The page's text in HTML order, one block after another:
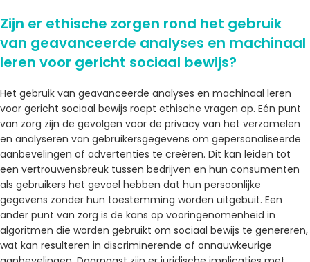
Zijn er ethische zorgen rond het gebruik
van geavanceerde analyses en machinaal
leren voor gericht sociaal bewijs?
Het gebruik van geavanceerde analyses en machinaal leren
voor gericht sociaal bewijs roept ethische vragen op. Eén punt
van zorg zijn de gevolgen voor de privacy van het verzamelen
en analyseren van gebruikersgegevens om gepersonaliseerde
aanbevelingen of advertenties te creëren. Dit kan leiden tot
een vertrouwensbreuk tussen bedrijven en hun consumenten
als gebruikers het gevoel hebben dat hun persoonlijke
gegevens zonder hun toestemming worden uitgebuit. Een
ander punt van zorg is de kans op vooringenomenheid in
algoritmen die worden gebruikt om sociaal bewijs te genereren,
wat kan resulteren in discriminerende of onnauwkeurige